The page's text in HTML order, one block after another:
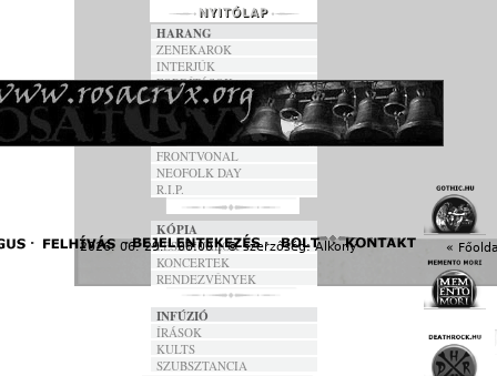
2026. 06. 29. - 08:00 | © szerzőség:Alkony «
HARANG
ZENEKAROK
INTERJÚK
FORDÍTÁSOK
DALSZÖVEGEK
ANNO
FRONTVONAL
NEOFOLK DAY
R.I.P.
KÓPIA
FESZTIVÁLOK
KONCERTEK
RENDEZVÉNYEK
INFÚZIÓ
ÍRÁSOK
KULTS
SZUBSZTANCIA